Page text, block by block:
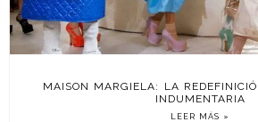
MAISON MARGIELA: LA
INDUMENTARIA
LEER MÁS »